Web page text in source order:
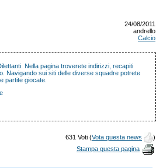
24/08/2011
andrello
Calcio
Nella pagina troverete indirizzi, recapiti
Navigando sui siti delle diverse squadre potrete
loro ultime partite giocate.
631 Voti (Vota questa news
)
Stampa questa pagina